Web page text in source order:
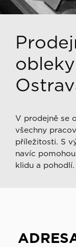
V prodejně se
všechny
příležitosti. S
navíc
klidu a pohodlí.